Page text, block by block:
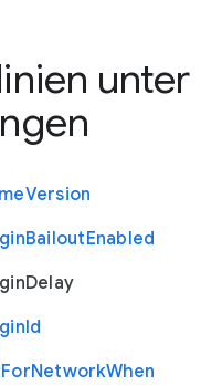
unter
Version
BailoutEnabled
Delay
Id
ForNetworkWhen